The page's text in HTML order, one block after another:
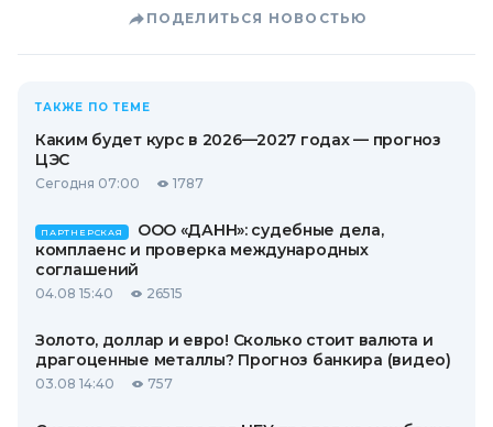
ПОДЕЛИТЬСЯ НОВОСТЬЮ
ТАКЖЕ ПО ТЕМЕ
Каким будет курс в 2026—2027 годах — прогноз
ЦЭС
Сегодня 07:00 1787
ПАРТНЕРСКАЯ
ООО «ДАНН»: судебные дела,
комплаенс и проверка международных
соглашений
04.08 15:40 26515
Золото, доллар и евро! Сколько стоит валюта и
драгоценные металлы? Прогноз банкира (видео)
03.08 14:40 757